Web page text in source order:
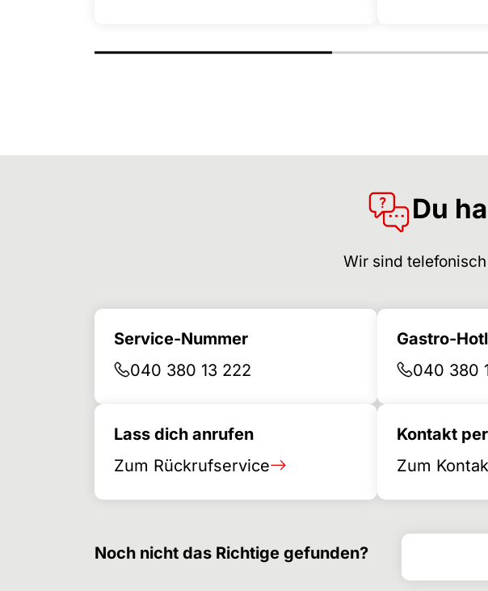
Du
Wir sind
Service-Nummer
040 380 13 222
Gastro-
040 380
Lass dich anrufen
Zum Rückrufservice
Kontakt
Zum
Noch nicht das Richtige gefunden?